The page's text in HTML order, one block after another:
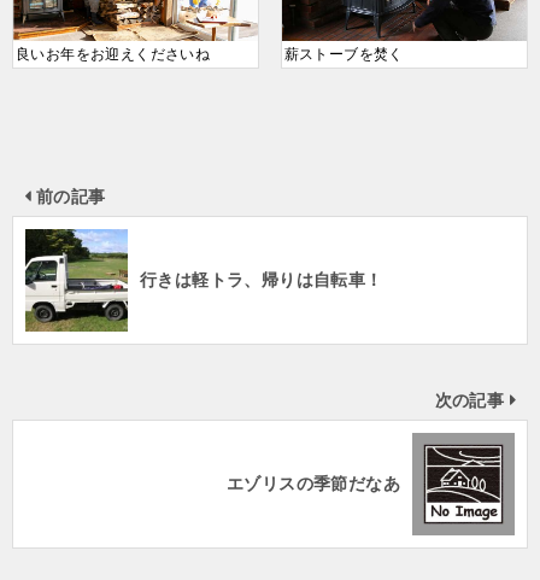
良いお年をお迎えくださいね 薪ストーブを焚く
前の記事
行きは軽トラ、帰りは自転車！
次の記事
エゾリスの季節だなあ